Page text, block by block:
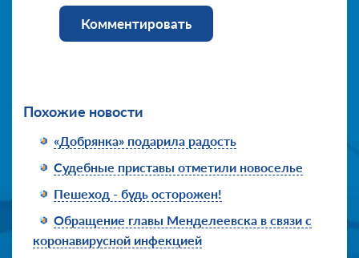
Комментировать
Похожие новости
«Добрянка» подарила радость
Судебные приставы отметили новоселье
Пешеход - будь осторожен!
Обращение главы Менделеевска в связи с
коронавирусной инфекцией